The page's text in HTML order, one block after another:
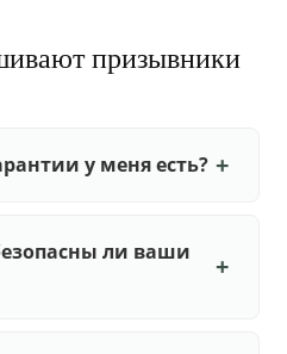
призывники
у меня есть?
ли ваши